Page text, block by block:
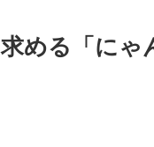
める「に